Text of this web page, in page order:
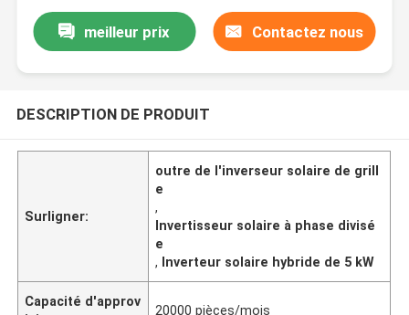
meilleur prix Contactez nous
DESCRIPTION DE PRODUIT
Surligner:
outre de l'inverseur solaire de grill
e
,
Invertisseur solaire à phase divisé
e
, Inverteur solaire hybride de 5 kW
Capacité d'approv
20000 pièces/mois